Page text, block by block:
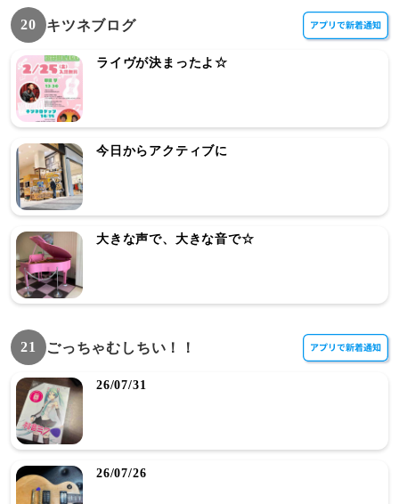
20 キツネブログ
ライヴが決まったよ☆
今日からアクティブに
大きな声で、大きな音で☆
21 ごっちゃむしちい！！
26/07/31
26/07/26